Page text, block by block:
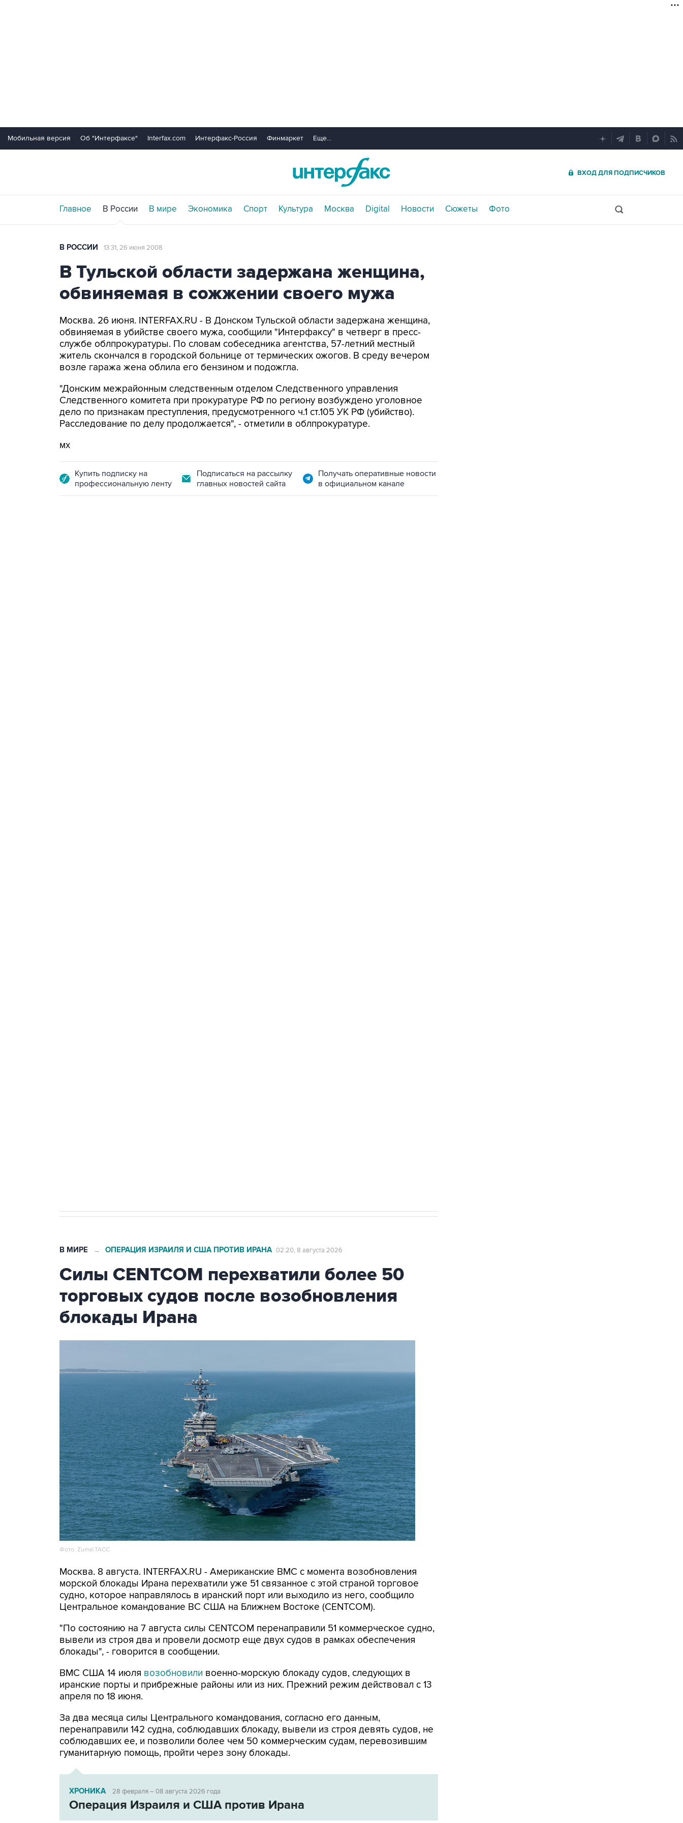
Мобильная версия Об "Интерфаксе" Interfax.com Интерфакс-Россия Финмаркет Еще...
ВХОД ДЛЯ ПОДПИСЧИКОВ
Главное В России В мире Экономика Спорт Культура Москва Digital Новости Сюжеты Фото
В РОССИИ 13:31, 26 июня 2008
В Тульской области задержана женщина,
обвиняемая в сожжении своего мужа
Москва. 26 июня. INTERFAX.RU - В Донском Тульской области задержана женщина,
обвиняемая в убийстве своего мужа, сообщили "Интерфаксу" в четверг в пресс-
службе облпрокуратуры. По словам собеседника агентства, 57-летний местный
житель скончался в городской больнице от термических ожогов. В среду вечером
возле гаража жена облила его бензином и подожгла.
"Донским межрайонным следственным отделом Следственного управления
Следственного комитета при прокуратуре РФ по региону возбуждено уголовное
дело по признакам преступления, предусмотренного ч.1 ст.105 УК РФ (убийство).
Расследование по делу продолжается", - отметили в облпрокуратуре.
мх
Купить подписку на
профессиональную ленту
Подписаться на рассылку
главных новостей сайта
Получать оперативные новости
в официальном канале
В МИРЕ → ОПЕРАЦИЯ ИЗРАИЛЯ И США ПРОТИВ ИРАНА 02:20, 8 августа 2026
Силы CENTCOM перехватили более 50
торговых судов после возобновления
блокады Ирана
Фото: Zuma\ТАСС
Москва. 8 августа. INTERFAX.RU - Американские ВМС с момента возобновления
морской блокады Ирана перехватили уже 51 связанное с этой страной торговое
судно, которое направлялось в иранский порт или выходило из него, сообщило
Центральное командование ВС США на Ближнем Востоке (CENTCOM).
"По состоянию на 7 августа силы CENTCOM перенаправили 51 коммерческое судно,
вывели из строя два и провели досмотр еще двух судов в рамках обеспечения
блокады", - говорится в сообщении.
ВМС США 14 июля возобновили военно-морскую блокаду судов, следующих в
иранские порты и прибрежные районы или из них. Прежний режим действовал с 13
апреля по 18 июня.
За два месяца силы Центрального командования, согласно его данным,
перенаправили 142 судна, соблюдавших блокаду, вывели из строя девять судов, не
соблюдавших ее, и позволили более чем 50 коммерческим судам, перевозившим
гуманитарную помощь, пройти через зону блокады.
ХРОНИКА 28 февраля – 08 августа 2026 года
Операция Израиля и США против Ирана